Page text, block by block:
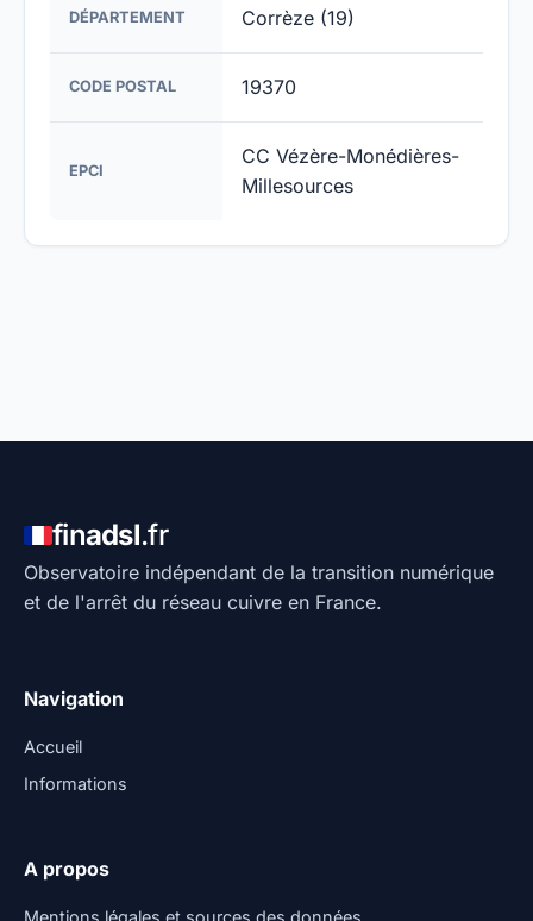
DÉPARTEMENT Corrèze (19)
CODE POSTAL 19370
EPCI
CC Vézère-Monédières-
Millesources
finadsl.fr
Observatoire indépendant de la transition numérique
et de l'arrêt du réseau cuivre en France.
Navigation
Accueil
Informations
A propos
Mentions légales et sources des données